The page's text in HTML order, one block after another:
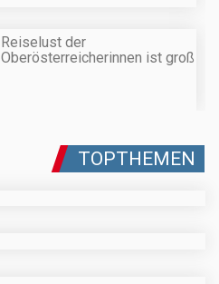
Reiselust der
Oberösterreicherinnen ist groß
TOPTHEMEN